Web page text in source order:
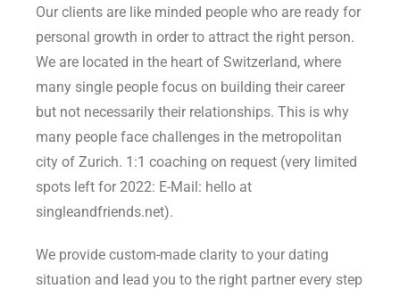
Our clients are like minded people who are ready for
personal growth in order to attract the right person.
We are located in the heart of Switzerland, where
many single people focus on building their career
but not necessarily their relationships. This is why
many people face challenges in the metropolitan
city of Zurich. 1:1 coaching on request (very limited
spots left for 2022: E-Mail: hello at
singleandfriends.net).
We provide custom-made clarity to your dating
situation and lead you to the right partner every step